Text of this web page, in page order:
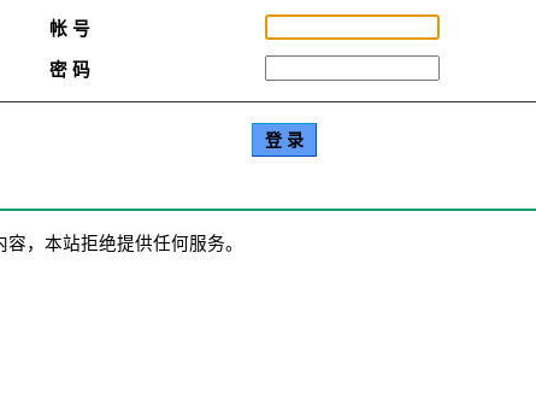
帐 号
密 码
，本站拒绝提供任何服务。